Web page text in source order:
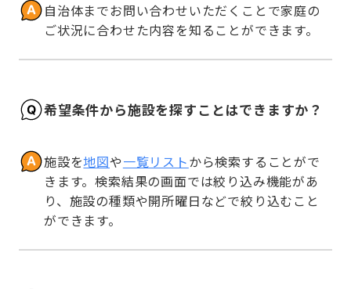
自治体までお問い合わせいただくことで家庭の
ご状況に合わせた内容を知ることができます。
希望条件から施設を探すことはできますか？
施設を地図や一覧リストから検索することがで
きます。検索結果の画面では絞り込み機能があ
り、施設の種類や開所曜日などで絞り込むこと
ができます。